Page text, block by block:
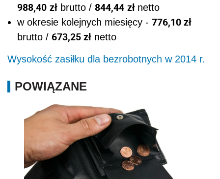
988,40 zł brutto / 844,44 zł netto
w okresie kolejnych miesięcy - 776,10 zł
brutto / 673,25 zł netto
Wysokość zasiłku dla bezrobotnych w 2014 r.
POWIĄZANE